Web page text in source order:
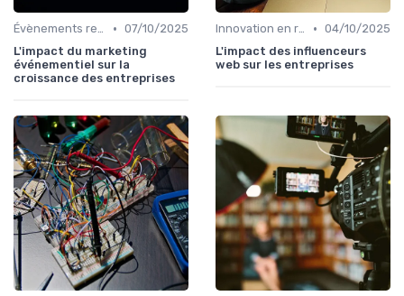
Évènements relation presse • 07/10/2025
L'impact du marketing
événementiel sur la
croissance des entreprises
Innovation en relation presse • 04/10/2025
L'impact des influenceurs
web sur les entreprises